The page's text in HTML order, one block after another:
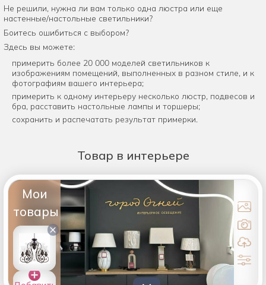
Не решили, нужна ли вам только одна люстра или еще
настенные/настольные светильники?
Боитесь ошибиться с выбором?
Здесь вы можете:
примерить более 20 000 моделей светильников к
изображениям помещений, выполненных в разном стиле, и к
фотографиям вашего интерьера;
примерить к одному интерьеру несколько люстр, подвесов и
бра, расставить настольные лампы и торшеры;
сохранить и распечатать результат примерки.
Товар в интерьере
Мои
товары
×